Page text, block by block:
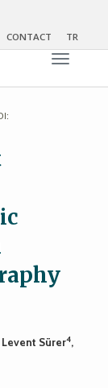
CONTACT TR
Toggle
Levent Sürer4,